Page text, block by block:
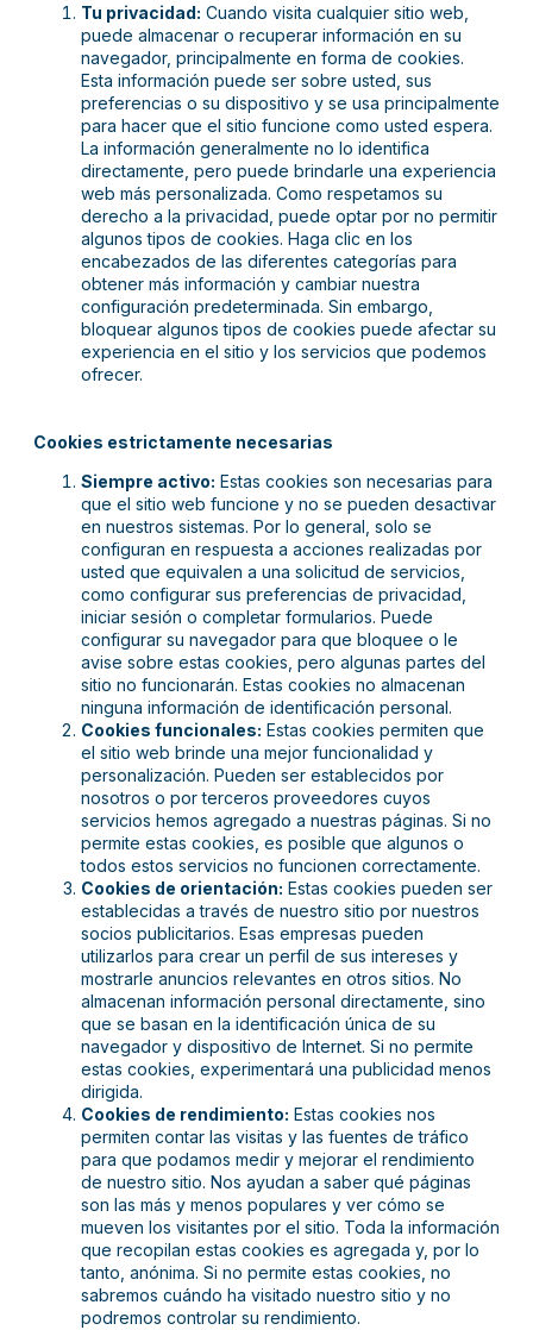
Tu privacidad: Cuando visita cualquier sitio web,
puede almacenar o recuperar información en su
navegador, principalmente en forma de cookies.
Esta información puede ser sobre usted, sus
preferencias o su dispositivo y se usa principalmente
para hacer que el sitio funcione como usted espera.
La información generalmente no lo identifica
directamente, pero puede brindarle una experiencia
web más personalizada. Como respetamos su
derecho a la privacidad, puede optar por no permitir
algunos tipos de cookies. Haga clic en los
encabezados de las diferentes categorías para
obtener más información y cambiar nuestra
configuración predeterminada. Sin embargo,
bloquear algunos tipos de cookies puede afectar su
experiencia en el sitio y los servicios que podemos
ofrecer.
Cookies estrictamente necesarias
Siempre activo: Estas cookies son necesarias para
que el sitio web funcione y no se pueden desactivar
en nuestros sistemas. Por lo general, solo se
configuran en respuesta a acciones realizadas por
usted que equivalen a una solicitud de servicios,
como configurar sus preferencias de privacidad,
iniciar sesión o completar formularios. Puede
configurar su navegador para que bloquee o le
avise sobre estas cookies, pero algunas partes del
sitio no funcionarán. Estas cookies no almacenan
ninguna información de identificación personal.
Cookies funcionales: Estas cookies permiten que
el sitio web brinde una mejor funcionalidad y
personalización. Pueden ser establecidos por
nosotros o por terceros proveedores cuyos
servicios hemos agregado a nuestras páginas. Si no
permite estas cookies, es posible que algunos o
todos estos servicios no funcionen correctamente.
Cookies de orientación: Estas cookies pueden ser
establecidas a través de nuestro sitio por nuestros
socios publicitarios. Esas empresas pueden
utilizarlos para crear un perfil de sus intereses y
mostrarle anuncios relevantes en otros sitios. No
almacenan información personal directamente, sino
que se basan en la identificación única de su
navegador y dispositivo de Internet. Si no permite
estas cookies, experimentará una publicidad menos
dirigida.
Cookies de rendimiento: Estas cookies nos
permiten contar las visitas y las fuentes de tráfico
para que podamos medir y mejorar el rendimiento
de nuestro sitio. Nos ayudan a saber qué páginas
son las más y menos populares y ver cómo se
mueven los visitantes por el sitio. Toda la información
que recopilan estas cookies es agregada y, por lo
tanto, anónima. Si no permite estas cookies, no
sabremos cuándo ha visitado nuestro sitio y no
podremos controlar su rendimiento.